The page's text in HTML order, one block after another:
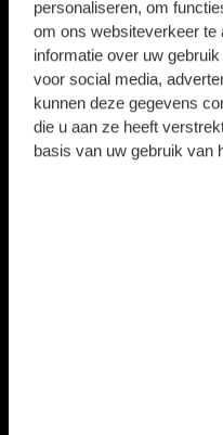
personaliseren, om
om ons websiteverkeer te
informatie over uw
voor social media,
kunnen deze gegevens
die u aan ze heeft
basis van uw gebruik van